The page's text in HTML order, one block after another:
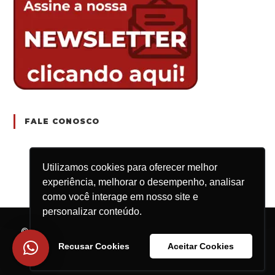
Utilizamos cookies para oferecer melhor
experiência, melhorar o desempenho, analisar
como você interage em nosso site e
personalizar conteúdo.
Recusar Cookies Aceitar Cookies
FALE CONOSCO
© 2025 Engrenar Jr. | Rod. Washington Luís, km
235, São Carlos/SP – CEP: 13.565-905 | CNPJ:
15.659.925/0001-16